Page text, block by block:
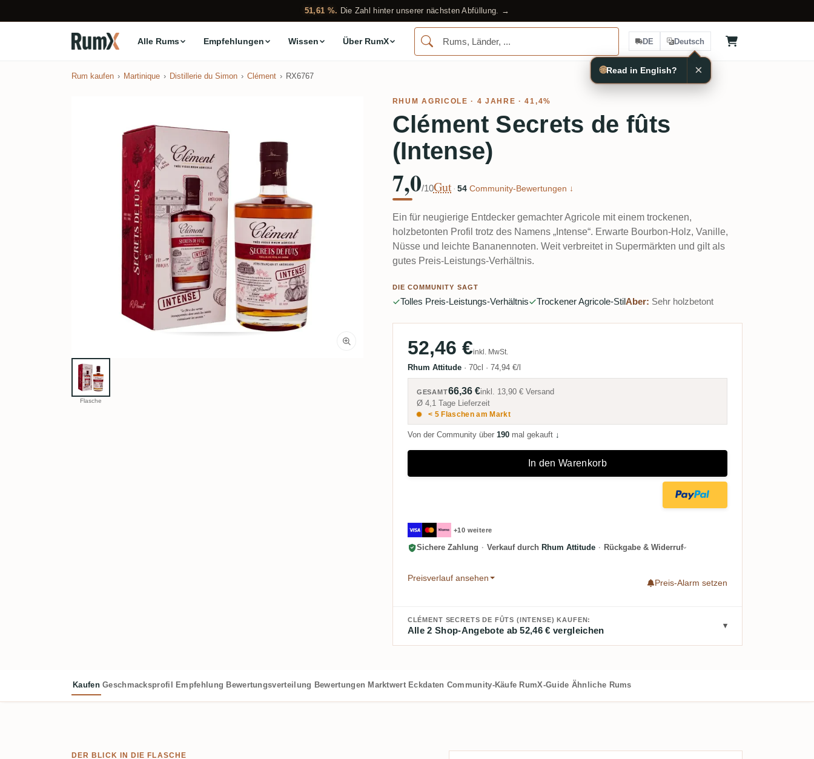
51,61 %. Die Zahl hinter unserer nächsten Abfüllung. →
Alle Rums Empfehlungen Wissen Über RumX DE Deutsch
Rum kaufen Martinique Distillerie du Simon Clément RX6767
Flasche
RHUM AGRICOLE · 4 JAHRE · 41,4%
Clément Secrets de fûts
(Intense)
7,0/10Gut · 54Community-Bewertungen ↓
Ein für neugierige Entdecker gemachter Agricole mit einem trockenen,
holzbetonten Profil trotz des Namens „Intense“. Erwarte Bourbon-Holz, Vanille,
Nüsse und leichte Bananennoten. Weit verbreitet in Supermärkten und gilt als
gutes Preis-Leistungs-Verhältnis.
DIE COMMUNITY SAGT
Tolles Preis-Leistungs-Verhältnis Trockener Agricole-StilAber: Sehr holzbetont
52,46 €inkl. MwSt.
Rhum Attitude · 70cl · 74,94 €/l
GESAMT66,36 €inkl. 13,90 €Versand
Ø 4,1 Tage Lieferzeit
< 5 Flaschen am Markt
Von der Community über 190mal gekauft ↓
In den Warenkorb
+10 weitere
Sichere Zahlung · Verkauf durch Rhum Attitude · Rückgabe & Widerruf
Preisverlauf ansehen
Preis-Alarm setzen
CLÉMENT SECRETS DE FÛTS (INTENSE) KAUFEN:
Alle 2 Shop-Angebote ab 52,46 € vergleichen
Kaufen Geschmacksprofil Empfehlung Bewertungsverteilung Bewertungen Marktwert Eckdaten Community-Käufe RumX-Guide Ähnliche Rums
DER BLICK IN DIE FLASCHE
🌐Read in English? ×